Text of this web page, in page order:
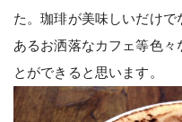
た。珈琲が美味しいだけ
あるお洒落なカフェ等色々
とができると思います。